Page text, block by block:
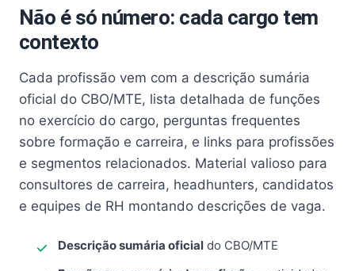
Não é só número: cada cargo tem
contexto
Cada profissão vem com a descrição sumária
oficial do CBO/MTE, lista detalhada de funções
no exercício do cargo, perguntas frequentes
sobre formação e carreira, e links para profissões
e segmentos relacionados. Material valioso para
consultores de carreira, headhunters, candidatos
e equipes de RH montando descrições de vaga.
Descrição sumária oficial do CBO/MTE